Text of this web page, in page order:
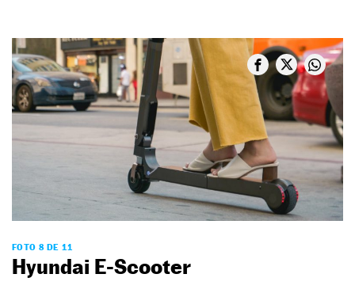
FOTO 8 DE 11
Hyundai E-Scooter